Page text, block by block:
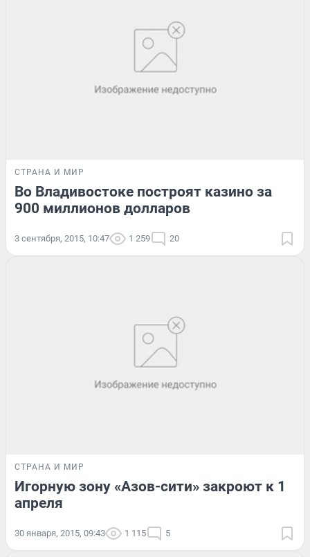
СТРАНА И МИР
Во Владивостоке построят казино за
900 миллионов долларов
3 сентября, 2015, 10:47 1 259 20
СТРАНА И МИР
Игорную зону «Азов-сити» закроют к 1
апреля
30 января, 2015, 09:43 1 115 5